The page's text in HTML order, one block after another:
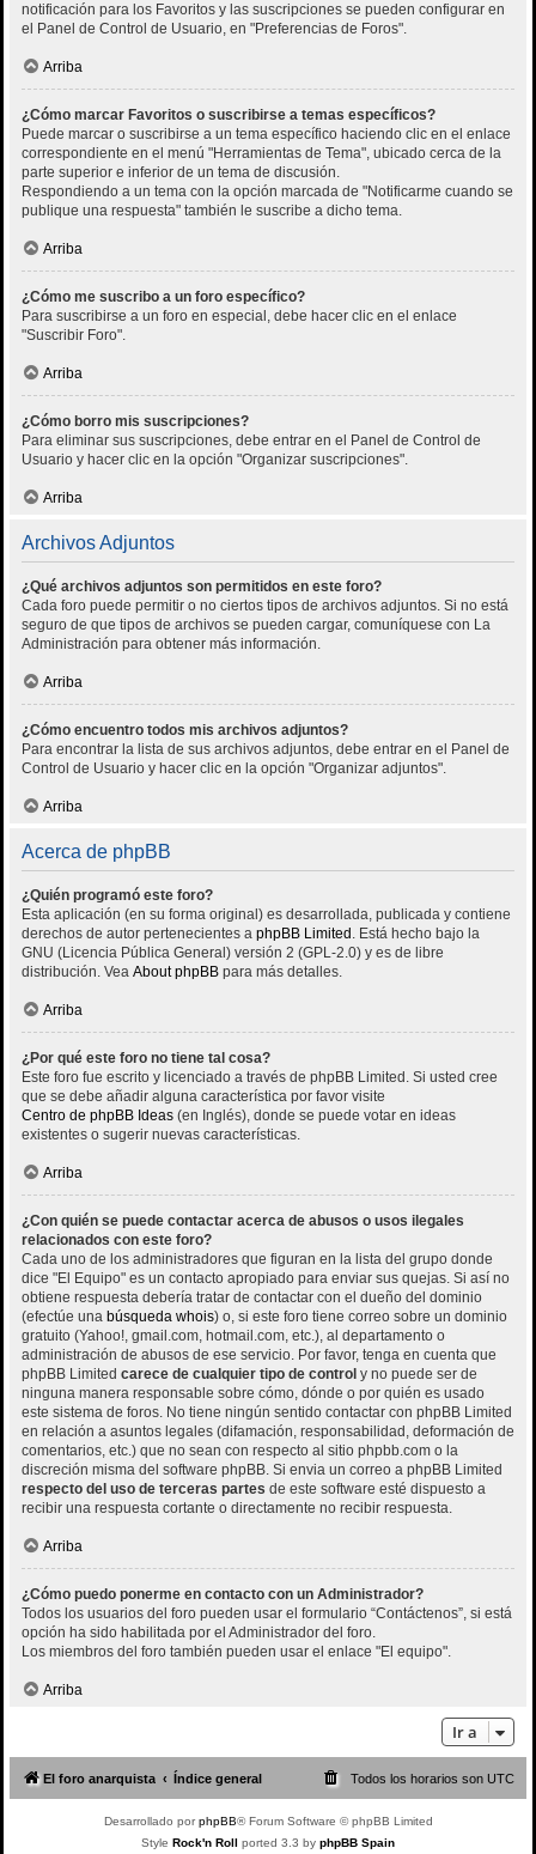
notificación para los Favoritos y las suscripciones se pueden configurar en
el Panel de Control de Usuario, en "Preferencias de Foros".
Arriba
¿Cómo marcar Favoritos o suscribirse a temas específicos?
Puede marcar o suscribirse a un tema específico haciendo clic en el enlace
correspondiente en el menú "Herramientas de Tema", ubicado cerca de la
parte superior e inferior de un tema de discusión.
Respondiendo a un tema con la opción marcada de "Notificarme cuando se
publique una respuesta" también le suscribe a dicho tema.
Arriba
¿Cómo me suscribo a un foro específico?
Para suscribirse a un foro en especial, debe hacer clic en el enlace
"Suscribir Foro".
Arriba
¿Cómo borro mis suscripciones?
Para eliminar sus suscripciones, debe entrar en el Panel de Control de
Usuario y hacer clic en la opción "Organizar suscripciones".
Arriba
Archivos Adjuntos
¿Qué archivos adjuntos son permitidos en este foro?
Cada foro puede permitir o no ciertos tipos de archivos adjuntos. Si no está
seguro de que tipos de archivos se pueden cargar, comuníquese con La
Administración para obtener más información.
Arriba
¿Cómo encuentro todos mis archivos adjuntos?
Para encontrar la lista de sus archivos adjuntos, debe entrar en el Panel de
Control de Usuario y hacer clic en la opción "Organizar adjuntos".
Arriba
Acerca de phpBB
¿Quién programó este foro?
Esta aplicación (en su forma original) es desarrollada, publicada y contiene
derechos de autor pertenecientes a phpBB Limited . Está hecho bajo la
GNU (Licencia Pública General) versión 2 (GPL-2.0) y es de libre
distribución. Vea About phpBB para más detalles.
Arriba
¿Por qué este foro no tiene tal cosa?
Este foro fue escrito y licenciado a través de phpBB Limited. Si usted cree
que se debe añadir alguna característica por favor visite
Centro de phpBB Ideas (en Inglés), donde se puede votar en ideas
existentes o sugerir nuevas características.
Arriba
¿Con quién se puede contactar acerca de abusos o usos ilegales
relacionados con este foro?
Cada uno de los administradores que figuran en la lista del grupo donde
dice "El Equipo" es un contacto apropiado para enviar sus quejas. Si así no
obtiene respuesta debería tratar de contactar con el dueño del dominio
(efectúe una búsqueda whois) o, si este foro tiene correo sobre un dominio
gratuito (Yahoo!, gmail.com, hotmail.com, etc.), al departamento o
administración de abusos de ese servicio. Por favor, tenga en cuenta que
phpBB Limited carece de cualquier tipo de control y no puede ser de
ninguna manera responsable sobre cómo, dónde o por quién es usado
este sistema de foros. No tiene ningún sentido contactar con phpBB Limited
en relación a asuntos legales (difamación, responsabilidad, deformación de
comentarios, etc.) que no sean con respecto al sitio phpbb.com o la
discreción misma del software phpBB. Si envia un correo a phpBB Limited
respecto del uso de terceras partes de este software esté dispuesto a
recibir una respuesta cortante o directamente no recibir respuesta.
Arriba
¿Cómo puedo ponerme en contacto con un Administrador?
Todos los usuarios del foro pueden usar el formulario “Contáctenos”, si está
opción ha sido habilitada por el Administrador del foro.
Los miembros del foro también pueden usar el enlace "El equipo".
Arriba
Ir a
El foro anarquista Índice general Todos los horarios son UTC
Desarrollado porphpBB® Forum Software © phpBB Limited
Style Rock'n Roll ported 3.3 by phpBB Spain